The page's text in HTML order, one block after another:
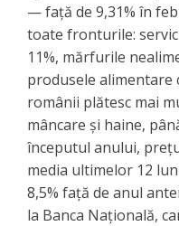
— față de 9,31% în
toate fronturile:
11%, mărfurile
produsele alimentare
românii plătesc mai
mâncare și haine,
începutul anului,
media ultimelor 12
8,5% față de anul
la Banca Națională,